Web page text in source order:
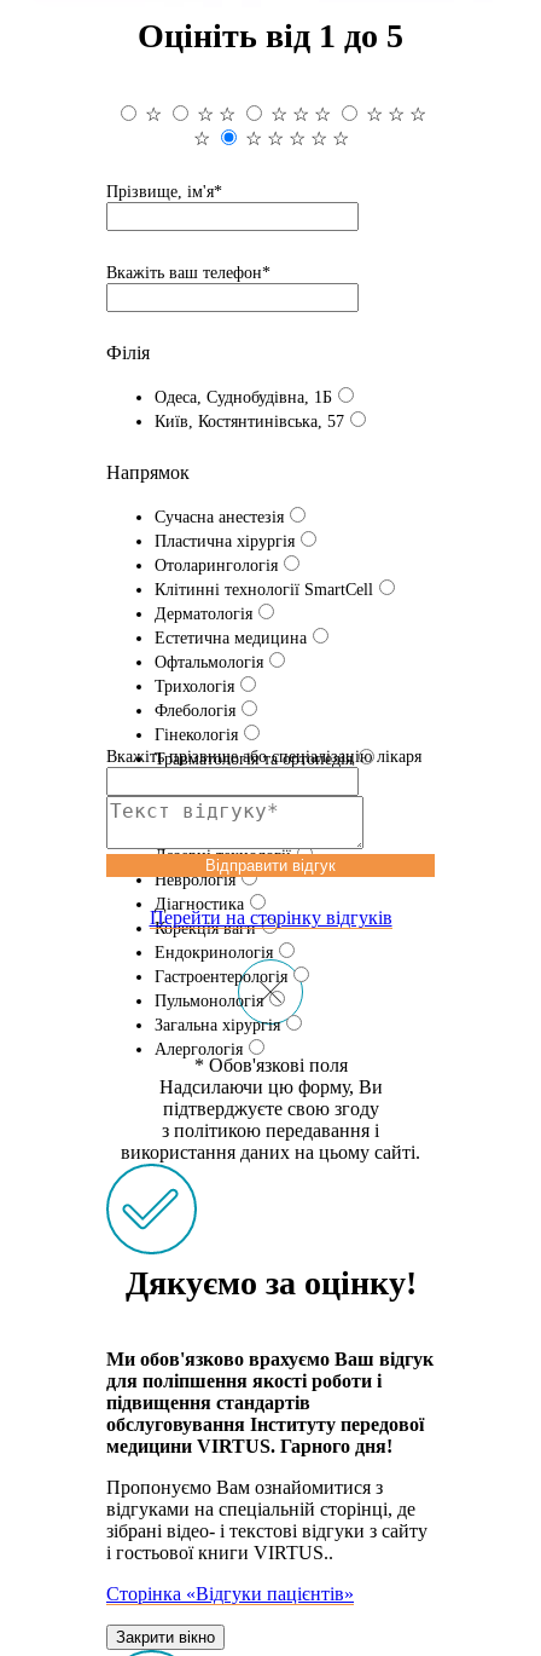
Оцініть від 1 до 5
☆ ☆ ☆ ☆ ☆ ☆ ☆ ☆ ☆
☆
☆ ☆ ☆ ☆ ☆
Прізвище, ім'я*
Вкажіть ваш телефон*
Філія
Одеса, Суднобудівна, 1Б
Київ, Костянтинівська, 57
Напрямок
Сучасна анестезія
Пластична хірургія
Отоларингологія
Клітинні технології SmartCell
Дерматологія
Естетична медицина
Офтальмологія
Трихологія
Флебологія
Гінекологія
Травматологія та ортопедія
Урологія
Лазернi технологіï
Неврологія
Діагностика
Корекція ваги
Ендокринологія
Гастроентерологія
Пульмонологія
Загальна хірургія
Алергологія
Вкажіть прізвище або спеціалізацію лікаря
Відправити відгук
Перейти на сторінку відгуків
* Обов'язкові поля
Надсилаючи цю форму, Ви
підтверджуєте свою згоду
з політикою передавання і
використання даних на цьому сайті.
Дякуємо за оцінку!
Ми обов'язково врахуємо Ваш відгук
для поліпшення якості роботи і
підвищення стандартів
обслуговування Інституту передової
медицини VIRTUS. Гарного дня!
Пропонуємо Вам ознайомитися з
відгуками на спеціальній сторінці, де
зібрані відео- і текстові відгуки з сайту
і гостьової книги VIRTUS..
Сторінка «Відгуки пацієнтів»
Закрити вікно